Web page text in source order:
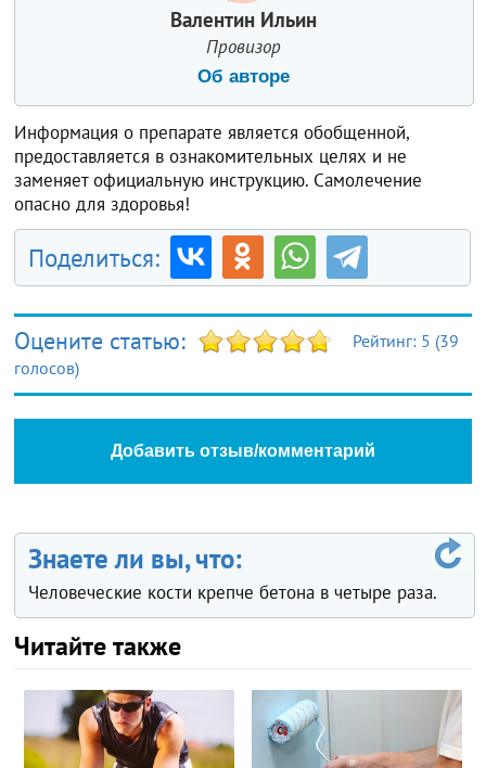
Валентин Ильин
Провизор
Об авторе
Информация о препарате является обобщенной,
предоставляется в ознакомительных целях и не
заменяет официальную инструкцию. Самолечение
опасно для здоровья!
Поделиться:
Оцените статью: Рейтинг: 5 (39
голосов)
Добавить отзыв/комментарий
Знаете ли вы, что:
Человеческие кости крепче бетона в четыре раза.
Читайте также